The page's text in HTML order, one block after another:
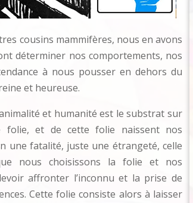
cousins mammifères, nous en avons
déterminer nos comportements, nos
à nous pousser en dehors du
et heureuse.
et humanité est le substrat sur
folie, et de cette folie naissent nos
une fatalité, juste une étrangeté, celle
nous choisissons la folie et nos
affronter l’inconnu et la prise de
Cette folie consiste alors à laisser